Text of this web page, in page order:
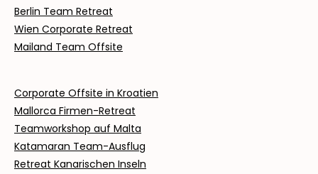
Berlin Team Retreat
Wien Corporate Retreat
Mailand Team Offsite
Corporate Offsite in Kroatien
Mallorca Firmen-Retreat
Teamworkshop auf Malta
Katamaran Team-Ausflug
Retreat Kanarischen Inseln